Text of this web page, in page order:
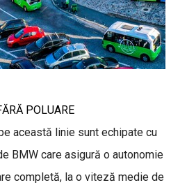
POLUARE
această linie sunt echipate cu
BMW care asigură o autonomie
completă, la o viteză medie de